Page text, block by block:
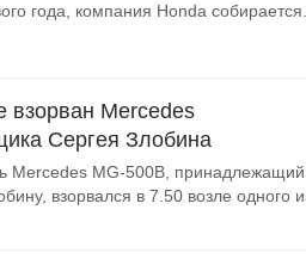
года, компания Honda
взорван Mercedes
Сергея Злобина
Mercedes MG-500В, принадлежащий
взорвался в 7.50 возле одного